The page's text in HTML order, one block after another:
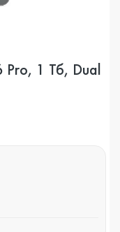
Pro, 1 Тб, Dual